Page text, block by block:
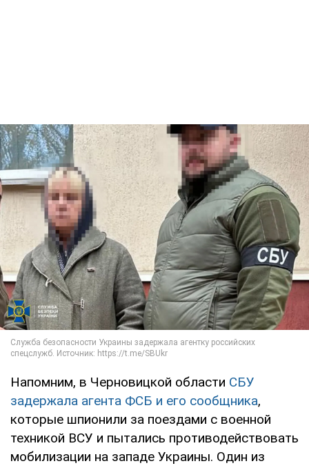
Напомним, в Черновицкой области СБУ
задержала агента ФСБ и его сообщника,
которые шпионили за поездами с военной
техникой ВСУ и пытались противодействовать
мобилизации на западе Украины. Один из